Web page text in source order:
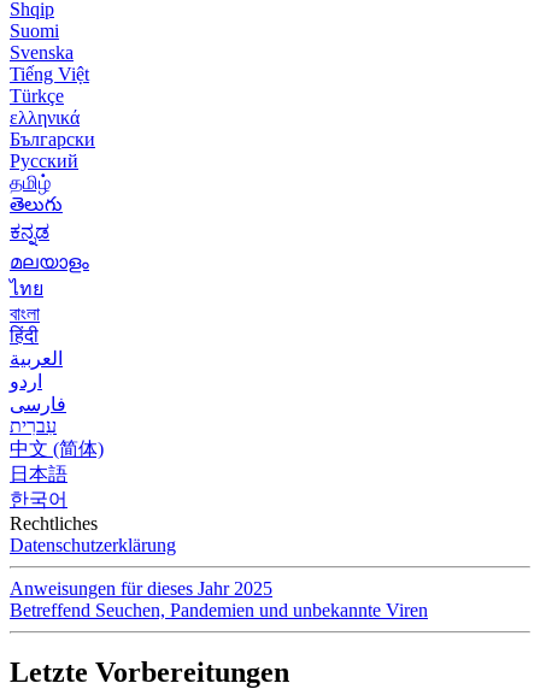
Shqip
Suomi
Svenska
Tiếng Việt
Türkçe
ελληνικά
Български
Русский
தமிழ்
తెలుగు
ಕನ್ನಡ
മലയാളം
ไทย
বাংলা
हिंदी
العربية
اردو
فارسی
עִברִית
中文 (简体)
日本語
한국어
Rechtliches
Datenschutzerklärung
Anweisungen für dieses Jahr 2025
Betreffend Seuchen, Pandemien und unbekannte Viren
Letzte Vorbereitungen